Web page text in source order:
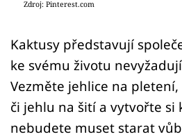
Zdroj: Pinterest.com
Kaktusy představují
ke svému životu
Vezměte jehlice na
či jehlu na šití a vytvořte si
nebudete muset starat